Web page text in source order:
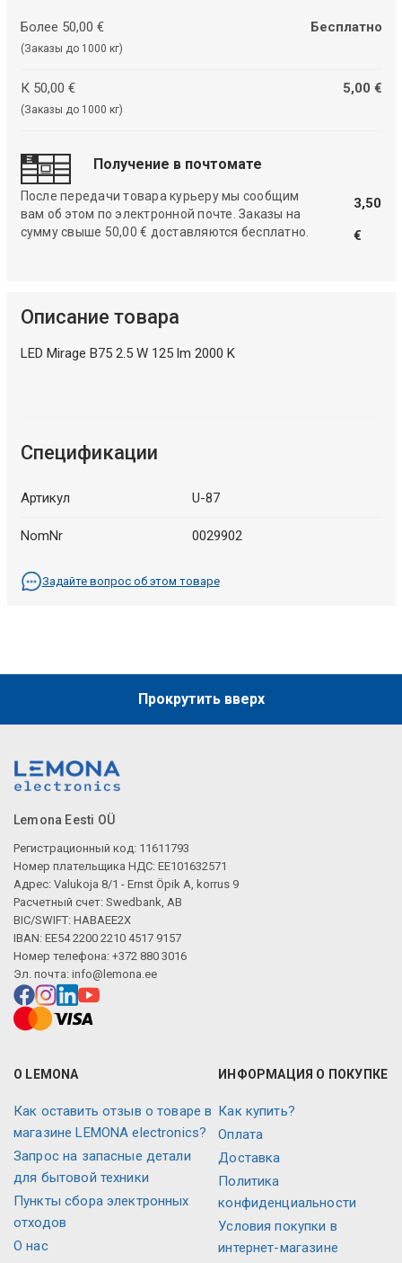
Более 50,00 €
(Заказы до 1000 кг)
Бесплатно
К 50,00 €
(Заказы до 1000 кг)
5,00 €
Получение в почтомате
После передачи товара курьеру мы сообщим
вам об этом по электронной почте. Заказы на
сумму свыше 50,00 € доставляются бесплатно.
3,50
€
Описание товара
LED Mirage B75 2.5 W 125 lm 2000 K
Спецификации
Артикул U-87
NomNr 0029902
Задайте вопрос об этом товаре
Прокрутить вверх
Lemona Eesti OÜ
Регистрационный код: 11611793
Номер плательщика НДС: EE101632571
Адрес: Valukoja 8/1 - Ernst Öpik A, korrus 9
Расчетный счет: Swedbank, AB
BIC/SWIFT: HABAEE2X
IBAN: EE54 2200 2210 4517 9157
Номер телефона: +372 880 3016
Эл. почта: info@lemona.ee
О LEMONA
Как оставить отзыв о товаре в
магазине LEMONA electronics?
Запрос на запасные детали
для бытовой техники
Пункты сбора электронных
отходов
О нас
ИНФОРМАЦИЯ О ПОКУПКЕ
Как купить?
Оплата
Доставка
Политика
конфиденциальности
Условия покупки в
интернет-магазине